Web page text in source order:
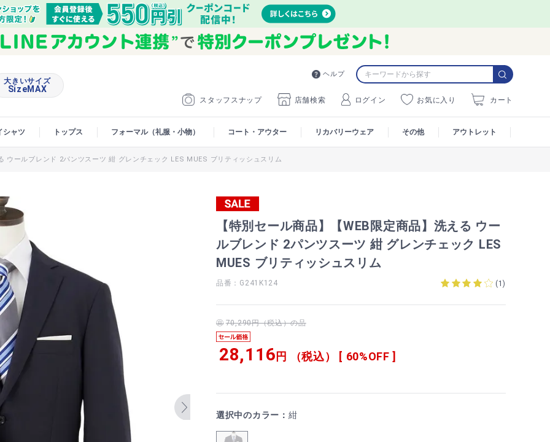
ヘルプ
スタッフスナップ 店舗検索 ログイン お気に入り カート
大きいサイズ
SizeMAX
シャツ トップス フォーマル（礼服・小物） コート・アウター リカバリーウェア その他 アウトレット
ウールブレンド 2パンツスーツ 紺 グレンチェック LES MUES ブリティッシュスリム
【特別セール商品】【WEB限定商品】洗える ウー
ルブレンド 2パンツスーツ 紺 グレンチェック LES
MUES ブリティッシュスリム
品番：G241K124 (1)
70,290円（税込）の品
28,116円 （税込） [ 60%OFF ]
選択中のカラー： 紺